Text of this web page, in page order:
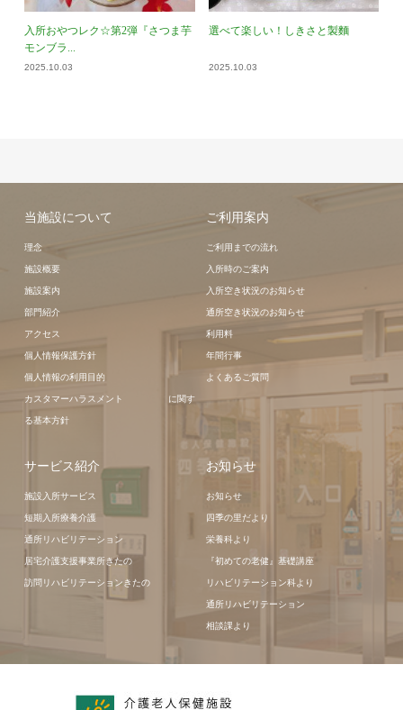
入所おやつレク☆第2弾『さつま芋
モンブラ...
2025.10.03
選べて楽しい！しきさと製麵
2025.10.03
当施設について
理念
施設概要
施設案内
部門紹介
アクセス
個人情報保護方針
個人情報の利用目的
カスタマーハラスメント に関す
る基本方針
ご利用案内
ご利用までの流れ
入所時のご案内
入所空き状況のお知らせ
通所空き状況のお知らせ
利用料
年間行事
よくあるご質問
サービス紹介
施設入所サービス
短期入所療養介護
通所リハビリテーション
居宅介護支援事業所きたの
訪問リハビリテーションきたの
お知らせ
お知らせ
四季の里だより
栄養科より
『初めての老健』基礎講座
リハビリテーション科より
通所リハビリテーション
相談課より